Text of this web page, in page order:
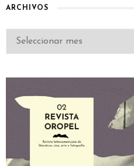
ARCHIVOS